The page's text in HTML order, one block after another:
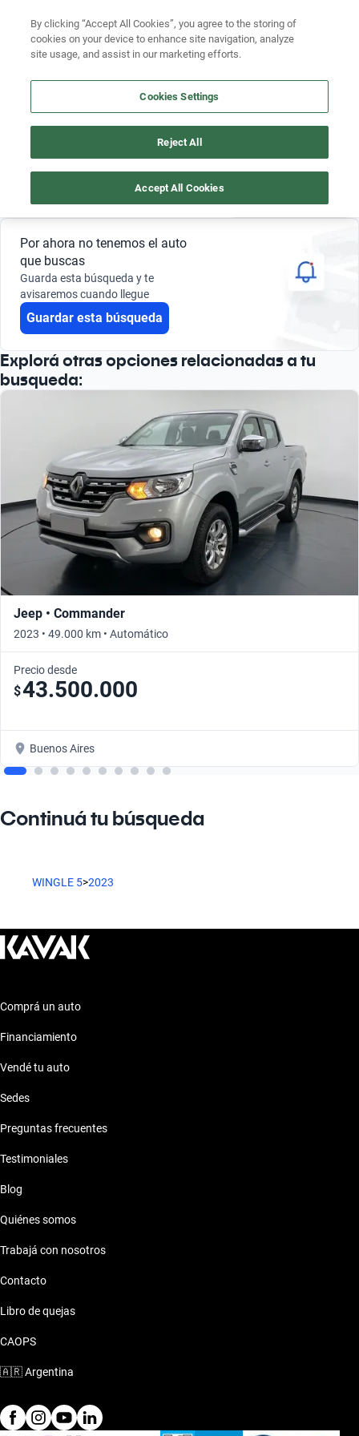
Buscá por marca
Buscá por año
Buscá por marca
Buscá por modelo
Buscá por año
0 Resultados Guardar búsqueda
Por ahora no tenemos el auto
que buscas
Guarda esta búsqueda y te
avisaremos cuando llegue
Guardar esta búsqueda
Explorá otras opciones relacionadas a tu
busqueda:
Jeep • Commander
2023 • 49.000 km • Automático
Precio desde
$43.500.000
Buenos Aires
Continuá tu búsqueda
WINGLE 5>2023
Comprá un auto
Financiamiento
Vendé tu auto
Sedes
Preguntas frecuentes
Testimoniales
Blog
Quiénes somos
Trabajá con nosotros
Contacto
Libro de quejas
CAOPS
🇦🇷Argentina
By clicking “Accept All Cookies”, you agree to the storing of
cookies on your device to enhance site navigation, analyze
site usage, and assist in our marketing efforts.
Cookies Settings
Reject All
Accept All Cookies